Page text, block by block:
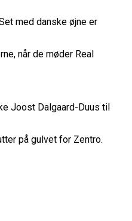
med danske øjne er
når de møder Real
Joost Dalgaard-Duus til
på gulvet for Zentro.